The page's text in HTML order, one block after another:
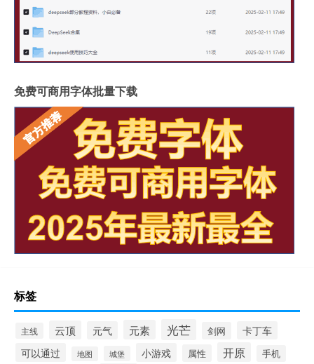
免费可商用字体批量下载
标签
主线 云顶 元气 元素 光芒 剑网 卡丁车
可以通过 地图 城堡 小游戏 属性 开原 手机